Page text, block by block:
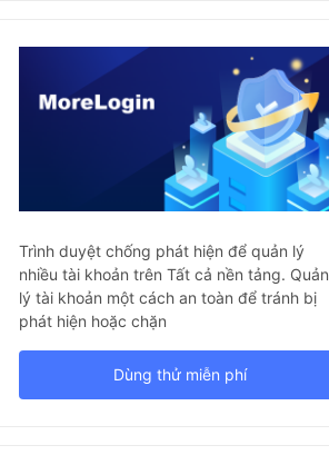
Trình duyệt chống phát hiện để quản lý
nhiều tài khoản trên Tất cả nền tảng. Quản
lý tài khoản một cách an toàn để tránh bị
phát hiện hoặc chặn
Dùng thử miễn phí